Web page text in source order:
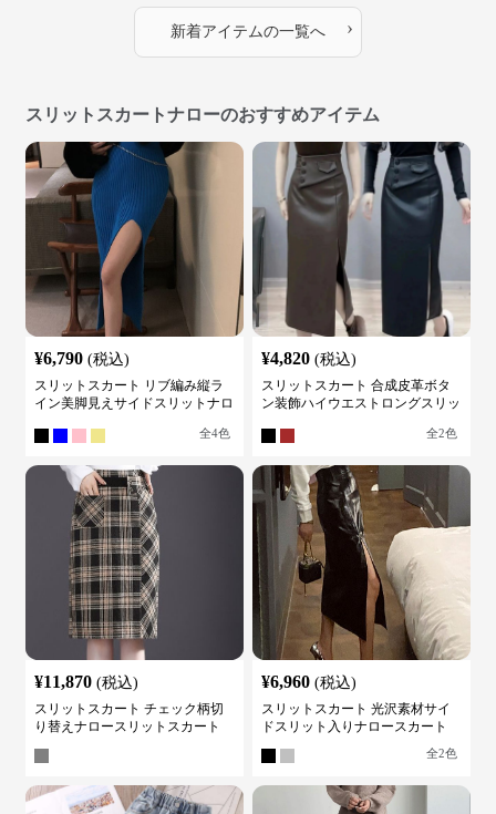
新着アイテムの一覧へ ›
スリットスカートナローのおすすめアイテム
¥6,790 (税込)
スリットスカート リブ編み縦ラ
イン美脚見えサイドスリットナロ
全4色
¥4,820 (税込)
スリットスカート 合成皮革ボタ
ン装飾ハイウエストロングスリッ
全2色
¥11,870 (税込)
スリットスカート チェック柄切
り替えナロースリットスカート
¥6,960 (税込)
スリットスカート 光沢素材サイ
ドスリット入りナロースカート
全2色